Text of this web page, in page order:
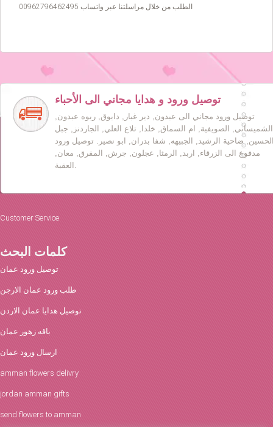
الطلب من خلال مراسلتنا عبر واتساب 00962796462495
توصيل ورود و هدايا مجاني الى الأحباء
توصيل ورود مجاني الى عبدون, دير غبار, دابوق, ربوه عبدون,
الشميساني, الصويفية, ام السماق, خلدا, تلاع العلي, الجاردنز, جبل
ضاحية الرشيد, الجبيهه, شفا بدران, ابو نصير. توصيل ورود
مدفوع الى الزرقاء, اربد, الرمثا, عجلون, جرش, المفرق, معان,
Customer Service
كلمات البحث
توصيل ورود عمان
طلب ورود عمان الارجن
توصيل هدايا عمان الاردن
باقه زهور عمان
ارسال ورود عمان
amman flowers delivry
jordan amman gifts
send flowers to amman